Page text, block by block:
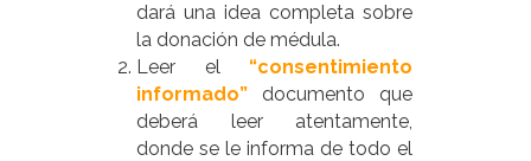
dará una idea completa sobre
la donación de médula.
Leer el
“consentimiento
informado” documento que
deberá leer atentamente,
donde se le informa de todo el